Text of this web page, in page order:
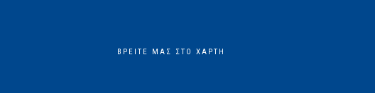
ΒΡΕΊΤΕ ΜΑΣ ΣΤΟ ΧΆΡΤΗ